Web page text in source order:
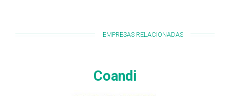
EMPRESAS RELACIONADAS
Coandi